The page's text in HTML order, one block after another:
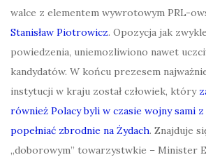
walce z elementem wywrotowym PRL-
Stanisław Piotrowicz. Opozycja jak
powiedzenia, uniemozliwiono nawet
kandydatów. W końcu prezesem
instytucji w kraju został człowiek, który
również Polacy byli w czasie wojny sami
popełniać zbrodnie na Żydach. Znajduje
„doborowym” towarzystwkie – Minister